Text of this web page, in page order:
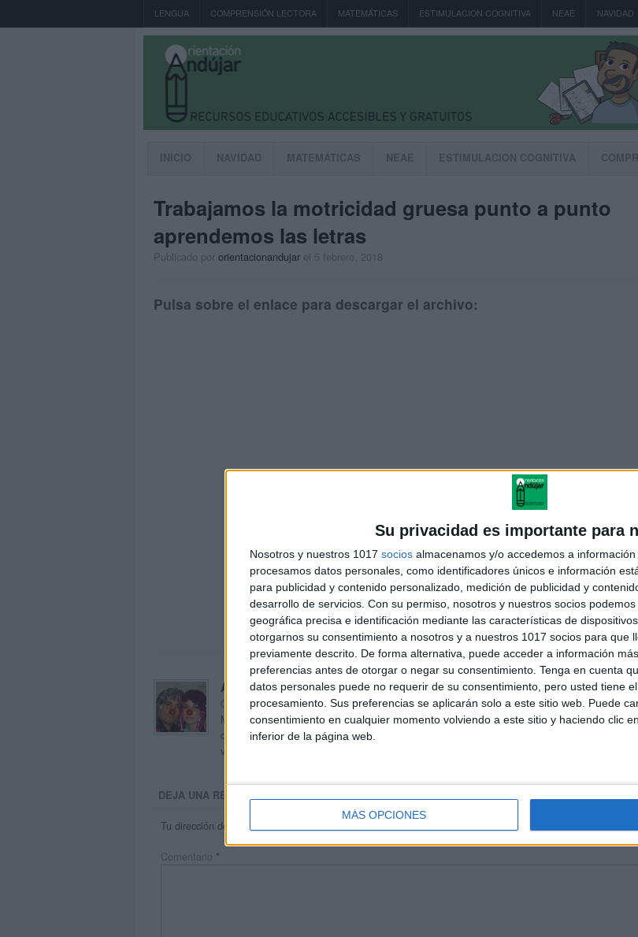
Su privacidad es importante para
Nosotros y nuestros 1017 socios almacenamos y/o accedemos a
procesamos datos personales, como identificadores únicos e información
para publicidad y contenido personalizado, medición de publicidad y
desarrollo de servicios. Con su permiso, nosotros y nuestros socios
geográfica precisa e identificación mediante las características de
otorgarnos su consentimiento a nosotros y a nuestros 1017 socios para que
previamente descrito. De forma alternativa, puede acceder a información
preferencias antes de otorgar o negar su consentimiento. Tenga en cuenta
datos personales puede no requerir de su consentimiento, pero usted tiene
procesamiento. Sus preferencias se aplicarán solo a este sitio web. Puede
consentimiento en cualquier momento volviendo a este sitio y haciendo clic
inferior de la página web.
MÁS OPCIONES
LENGUA COMPRENSIÓN LECTORA MATEMÁTICAS ESTIMULACION COGNITIVA NEAE NAVIDAD
INICIO NAVIDAD MATEMÁTICAS NEAE ESTIMULACION COGNITIVA
Trabajamos la motricidad gruesa punto a punto
aprendemos las letras
Publicado por orientacionandujar el 5 febrero, 2018
Pulsa sobre el enlace para descargar el archivo:
Trabajamos la motricidad gruesa
punto a punto aprendemos las
letras
Acerca de orientacionandujar
Orientación Andújar no es solo un blog, es la apuesta personal de dos profesores Ginés y
Maribel, que además de ser pareja, son los encargados de los contenidos que encontramos
dentro del blog y en el cual, vuelcan la mayor parte del tiempo, que sus tareas como
voluntarios en sus meses de verano les permite.
DEJA UNA RESPUESTA
Tu dirección de correo electrónico no será publicada. Los campos obligatorios están marcados con
Comentario *